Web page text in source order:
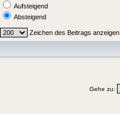
Aufsteigend
Absteigend
Zeichen des Beitrags anzeigen
Gehe zu: